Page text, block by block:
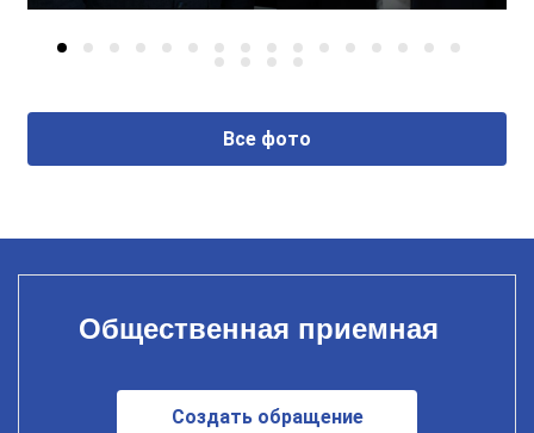
Все фото
Общественная приемная
Создать обращение